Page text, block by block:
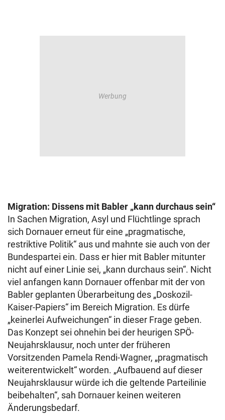
Migration: Dissens mit Babler „kann durchaus sein“
In Sachen Migration, Asyl und Flüchtlinge sprach
sich Dornauer erneut für eine „pragmatische,
restriktive Politik“ aus und mahnte sie auch von der
Bundespartei ein. Dass er hier mit Babler mitunter
nicht auf einer Linie sei, „kann durchaus sein“. Nicht
viel anfangen kann Dornauer offenbar mit der von
Babler geplanten Überarbeitung des „Doskozil-
Kaiser-Papiers“ im Bereich Migration. Es dürfe
„keinerlei Aufweichungen“ in dieser Frage geben.
Das Konzept sei ohnehin bei der heurigen SPÖ-
Neujahrsklausur, noch unter der früheren
Vorsitzenden Pamela Rendi-Wagner, „pragmatisch
weiterentwickelt“ worden. „Aufbauend auf dieser
Neujahrsklausur würde ich die geltende Parteilinie
beibehalten“, sah Dornauer keinen weiteren
Änderungsbedarf.